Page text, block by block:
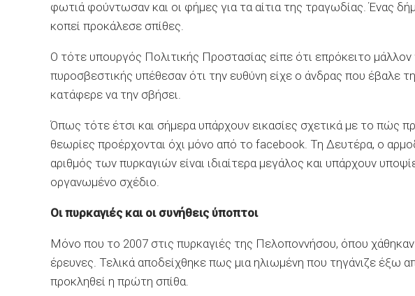
φωτιά φούντωσαν και οι φήμες για τα αίτια της τραγωδίας. Ένας
κοπεί προκάλεσε σπίθες.
Ο τότε υπουργός Πολιτικής Προστασίας είπε ότι επρόκειτο μάλλον
πυροσβεστικής υπέθεσαν ότι την ευθύνη είχε ο άνδρας που έβαλε
κατάφερε να την σβήσει.
Όπως τότε έτσι και σήμερα υπάρχουν εικασίες σχετικά με το πώς
θεωρίες προέρχονται όχι μόνο από το facebook. Τη Δευτέρα, o
αριθμός των πυρκαγιών είναι ιδιαίτερα μεγάλος και υπάρχουν
οργανωμένο σχέδιο.
Οι πυρκαγιές και οι συνήθεις ύποπτοι
Μόνο που το 2007 στις πυρκαγιές της Πελοποννήσου, όπου
έρευνες. Τελικά αποδείχθηκε πως μια ηλιωμένη που τηγάνιζε έξω
προκληθεί η πρώτη σπίθα.